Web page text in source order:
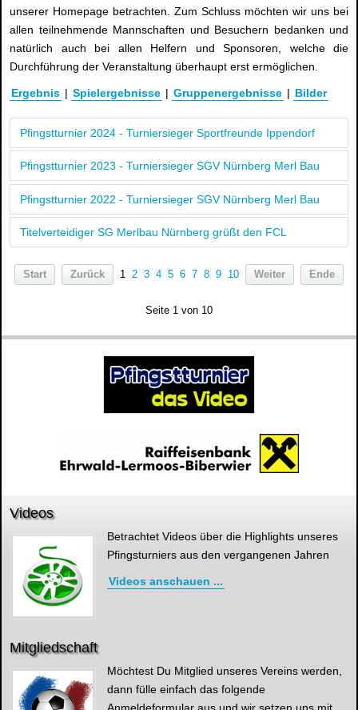
unserer Homepage betrachten. Zum Schluss möchten wir uns bei
allen teilnehmende Mannschaften und Besuchern bedanken und
natürlich auch bei allen Helfern und Sponsoren, welche die
Durchführung der Veranstaltung überhaupt erst ermöglichen.
Ergebnis | Spielergebnisse | Gruppenergebnisse | Bilder
Pfingstturnier 2024 - Turniersieger Sportfreunde Ippendorf
Pfingstturnier 2023 - Turniersieger SGV Nürnberg Merl Bau
Pfingstturnier 2022 - Turniersieger SGV Nürnberg Merl Bau
Titelverteidiger SG Merlbau Nürnberg grüßt den FCL
Start Zurück 1 2 3 4 5 6 7 8 9 10 Weiter Ende
Seite 1 von 10
Videos
Betrachtet Videos über die Highlights unseres
Pfingsturniers aus den vergangenen Jahren
Videos anschauen ...
Mitgliedschaft
Möchtest Du Mitglied unseres Vereins werden,
dann fülle einfach das folgende
Anmeldeformular aus und wir setzen uns mit